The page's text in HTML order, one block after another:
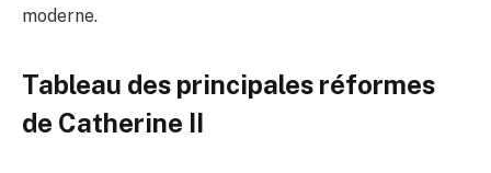
moderne.
Tableau des principales réformes
de Catherine II